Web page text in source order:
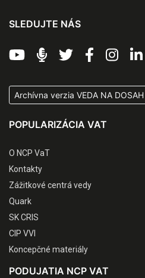
SLEDUJTE NÁS
Archívna verzia VEDA NA DOSAH
POPULARIZÁCIA VAT
O NCP VaT
Kontakty
Zážitkové centrá vedy
Quark
SK CRIS
CIP VVI
Koncepčné materiály
PODUJATIA NCP VAT